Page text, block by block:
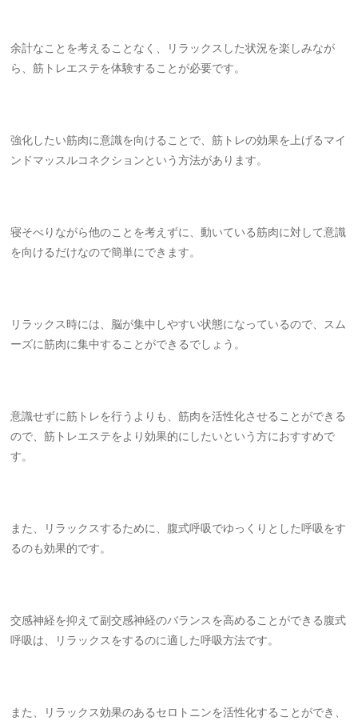
余計なことを考えることなく、リラックスした状況を楽しみなが
ら、筋トレエステを体験することが必要です。
強化したい筋肉に意識を向けることで、筋トレの効果を上げるマイ
ンドマッスルコネクションという方法があります。
寝そべりながら他のことを考えずに、動いている筋肉に対して意識
を向けるだけなので簡単にできます。
リラックス時には、脳が集中しやすい状態になっているので、スム
ーズに筋肉に集中することができるでしょう。
意識せずに筋トレを行うよりも、筋肉を活性化させることができる
ので、筋トレエステをより効果的にしたいという方におすすめで
す。
また、リラックスするために、腹式呼吸でゆっくりとした呼吸をす
るのも効果的です。
交感神経を抑えて副交感神経のバランスを高めることができる腹式
呼吸は、リラックスをするのに適した呼吸方法です。
また、リラックス効果のあるセロトニンを活性化することができ、